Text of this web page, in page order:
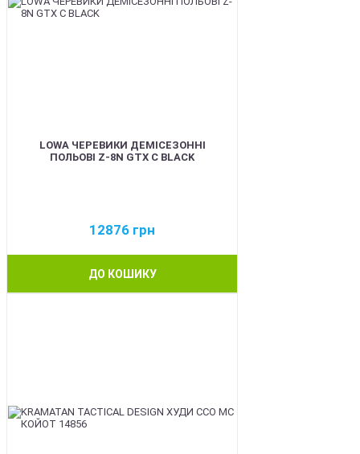
LOWA ЧЕРЕВИКИ ДЕМІСЕЗОННІ
ПОЛЬОВІ Z-8N GTX C BLACK
12876 грн
ДО КОШИКУ